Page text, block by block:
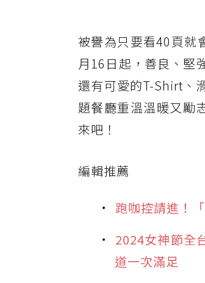
被譽為只要看40頁就
月16日起，善良、堅
還有可愛的T-Shirt、
題餐廳重溫溫暖又勵
來吧！
編輯推薦
跑咖控請進！
2024女神節全
道一次滿足